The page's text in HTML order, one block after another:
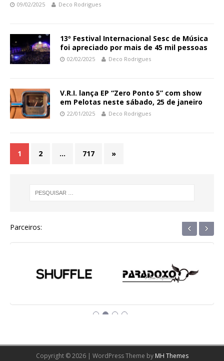
09/02/2025 Deco Rodrigues
13º Festival Internacional Sesc de Música
foi apreciado por mais de 45 mil pessoas
02/02/2025 Deco Rodrigues
V.R.I. lança EP “Zero Ponto 5” com show
em Pelotas neste sábado, 25 de janeiro
22/01/2025 Deco Rodrigues
1 2 … 717 »
Parceiros: ‹ ›
Copyright © 2026 | WordPress Theme by MH Themes